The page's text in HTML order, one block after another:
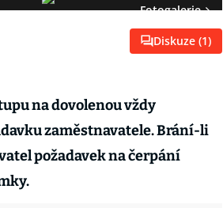
Fotogalerie
Diskuze (1)
na dovolenou vždy
zaměstnavatele. Brání-li
požadavek na čerpání